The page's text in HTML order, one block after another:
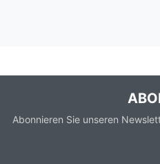
Abonnieren Sie unseren